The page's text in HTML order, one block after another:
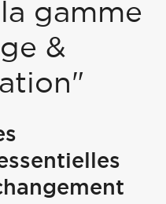
gamme
&